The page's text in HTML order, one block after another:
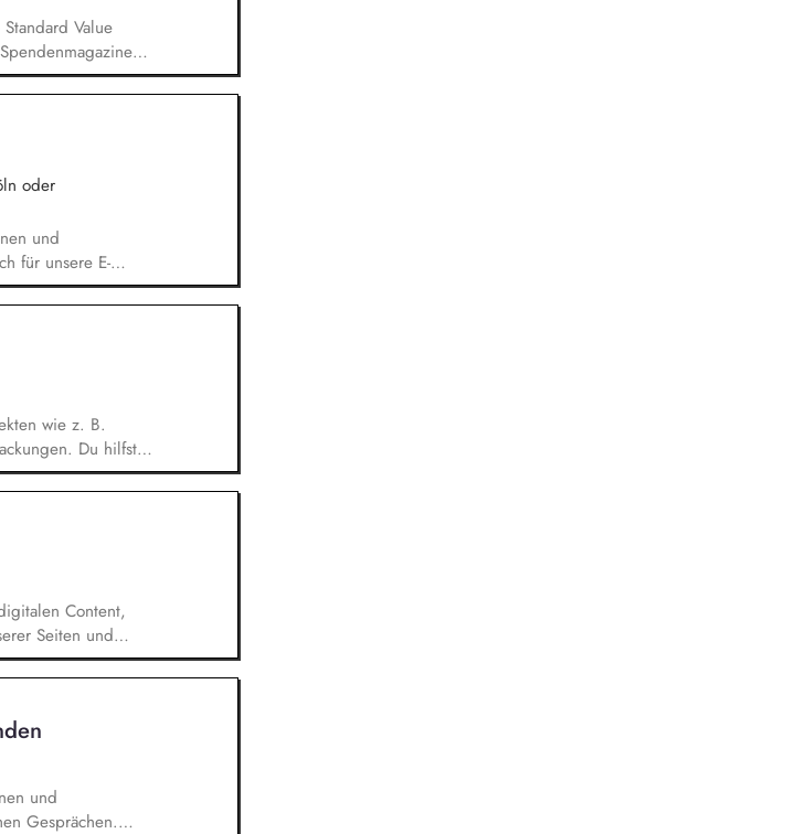
Value
Donor Journeys. Ko-
mit dem
Texten für
oder
und
für unsere E-
technischen
wie z. B.
Du hilfst
bis zur
zu den
Entwicklungen
Content,
Seiten und
für digitale
und
die
und
Gesprächen.